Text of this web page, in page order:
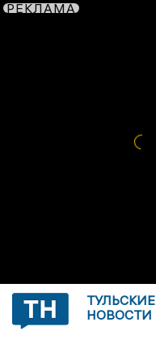
РЕКЛАМА
ТУЛЬСКИЕ
НОВОСТИ